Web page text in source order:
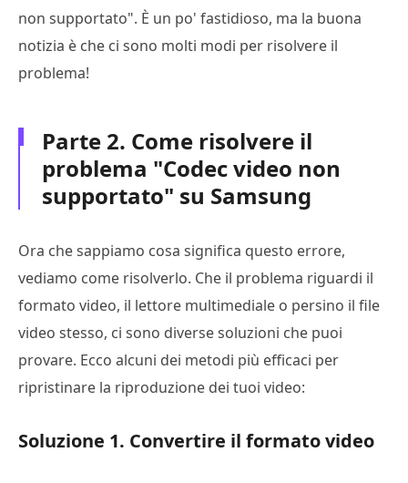
non supportato". È un po' fastidioso, ma la buona
notizia è che ci sono molti modi per risolvere il
problema!
Parte 2. Come risolvere il
problema "Codec video non
supportato" su Samsung
Ora che sappiamo cosa significa questo errore,
vediamo come risolverlo. Che il problema riguardi il
formato video, il lettore multimediale o persino il file
video stesso, ci sono diverse soluzioni che puoi
provare. Ecco alcuni dei metodi più efficaci per
ripristinare la riproduzione dei tuoi video:
Soluzione 1. Convertire il formato video